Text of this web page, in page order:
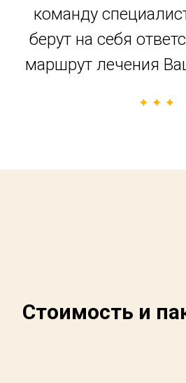
команду
берут на себя
маршрут лечения
Стоимость и